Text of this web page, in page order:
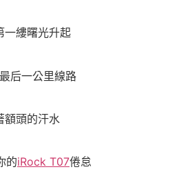
一縷曙光升起
后一公里線路
額頭的汗水
的iRock T07倦怠